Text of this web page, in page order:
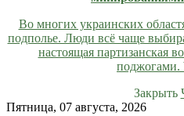
Во многих украинских
подполье. Люди всё чаще
настоящая партизанская
поджогами.
Закрыть
Skip
Пятница, 07 августа, 2026